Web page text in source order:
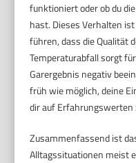
funktioniert oder ob du
hast. Dieses Verhalten
führen, dass die Qualität
Temperaturabfall sorgt
Garergebnis negativ
früh wie möglich, deine
dir auf Erfahrungswerten
Zusammenfassend ist
Alltagssituationen meist